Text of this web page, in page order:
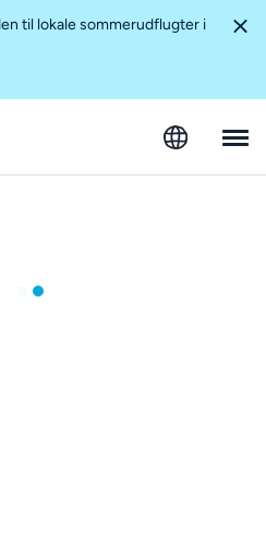
til lokale sommerudflugter i